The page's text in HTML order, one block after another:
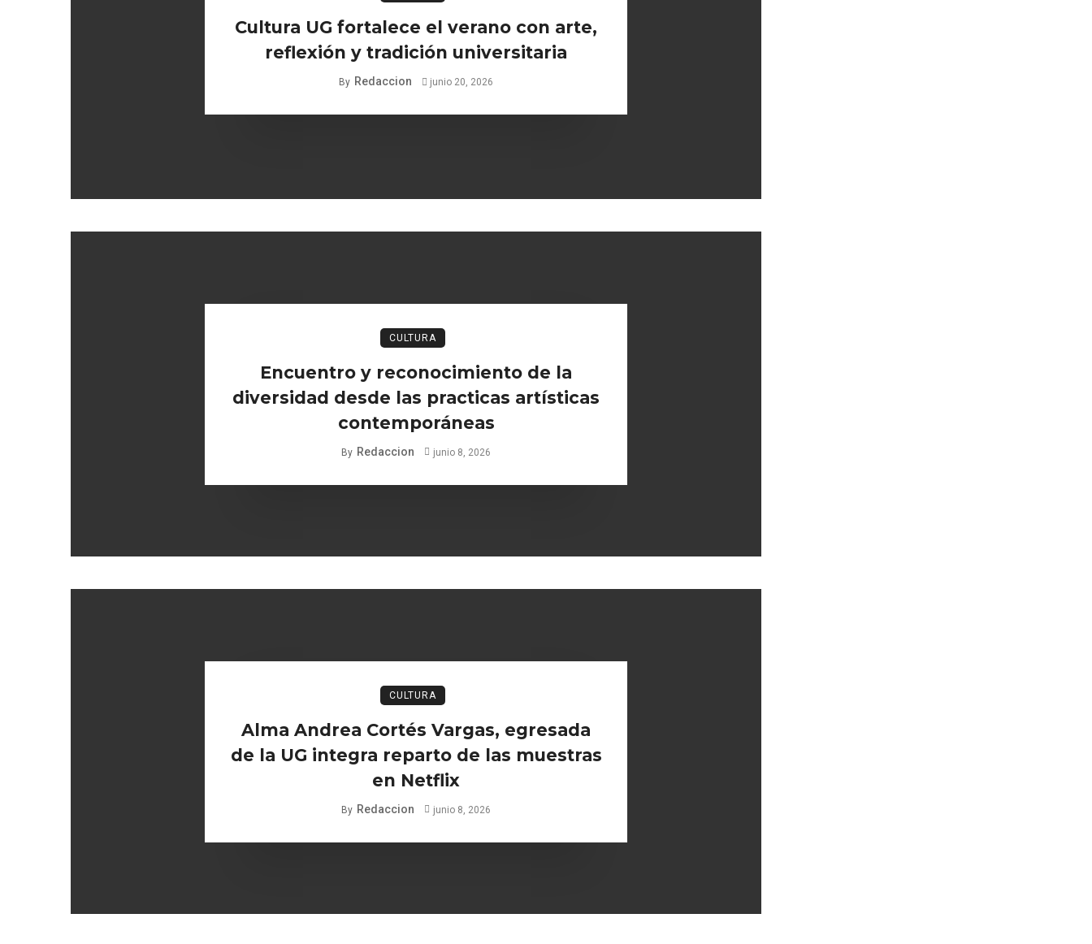
Cultura UG fortalece el verano con arte,
reflexión y tradición universitaria
By Redaccion junio 20, 2026
CULTURA
Encuentro y reconocimiento de la
diversidad desde las practicas artísticas
contemporáneas
By Redaccion junio 8, 2026
CULTURA
Alma Andrea Cortés Vargas, egresada
de la UG integra reparto de las muestras
en Netflix
By Redaccion junio 8, 2026